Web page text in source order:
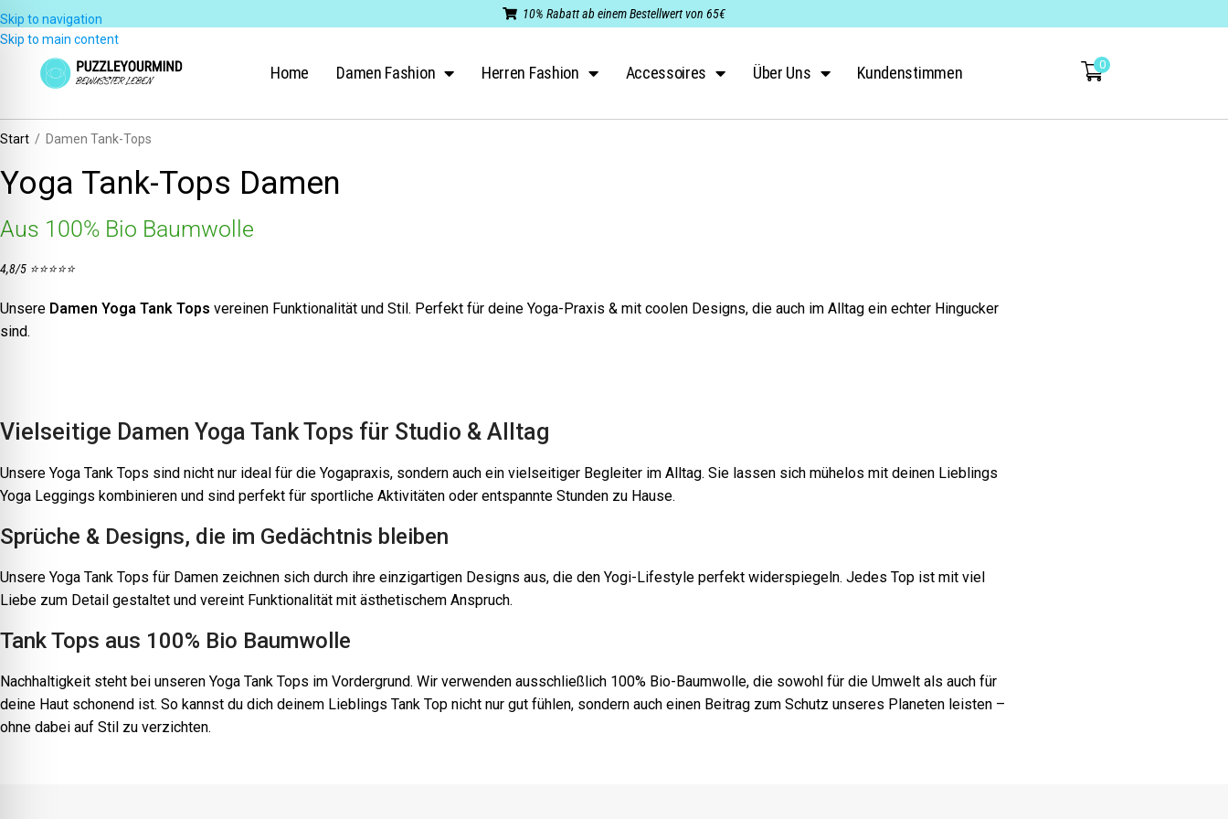
Skip to navigation
Skip to main content
10% Rabatt ab einem Bestellwert von 65€
Home Damen Fashion Herren Fashion Accessoires Über Uns Kundenstimmen 0
Start / Damen Tank-Tops
Yoga Tank-Tops Damen
Aus 100% Bio Baumwolle
4,8/5 ⭐⭐⭐⭐⭐
Unsere Damen Yoga Tank Tops vereinen Funktionalität und Stil. Perfekt für deine Yoga-Praxis & mit coolen Designs, die auch im Alltag ein echter Hingucker
sind.
Vielseitige Damen Yoga Tank Tops für Studio & Alltag
Unsere Yoga Tank Tops sind nicht nur ideal für die Yogapraxis, sondern auch ein vielseitiger Begleiter im Alltag. Sie lassen sich mühelos mit deinen Lieblings
Yoga Leggings kombinieren und sind perfekt für sportliche Aktivitäten oder entspannte Stunden zu Hause.
Sprüche & Designs, die im Gedächtnis bleiben
Unsere Yoga Tank Tops für Damen zeichnen sich durch ihre einzigartigen Designs aus, die den Yogi-Lifestyle perfekt widerspiegeln. Jedes Top ist mit viel
Liebe zum Detail gestaltet und vereint Funktionalität mit ästhetischem Anspruch.
Tank Tops aus 100% Bio Baumwolle
Nachhaltigkeit steht bei unseren Yoga Tank Tops im Vordergrund. Wir verwenden ausschließlich 100% Bio-Baumwolle, die sowohl für die Umwelt als auch für
deine Haut schonend ist. So kannst du dich deinem Lieblings Tank Top nicht nur gut fühlen, sondern auch einen Beitrag zum Schutz unseres Planeten leisten –
ohne dabei auf Stil zu verzichten.